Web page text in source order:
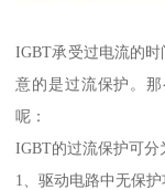
IGBT承受过电流的
意的是过流保护。
呢：
IGBT的过流保护可分
1、驱动电路中无保护